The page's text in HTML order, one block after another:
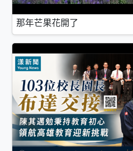
那年芒果花開了